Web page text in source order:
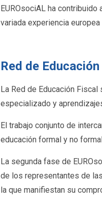
EUROsociAL ha
variada experiencia
Red de Educación
La Red de Educación
especializado y
El trabajo conjunto de
educación formal y no
La segunda fase de
de los representantes de
la que manifiestan su